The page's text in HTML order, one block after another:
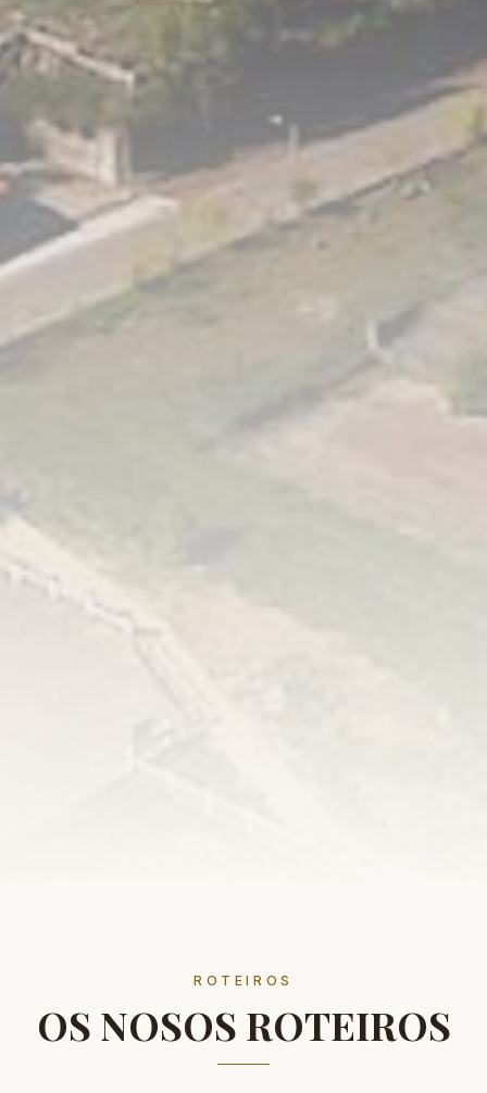
ROTEIROS
OS NOSOS ROTEIROS